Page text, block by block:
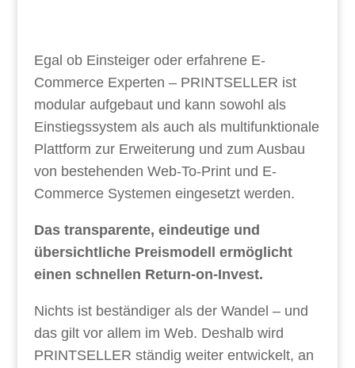
Egal ob Einsteiger oder erfahrene E-
Commerce Experten – PRINTSELLER ist
modular aufgebaut und kann sowohl als
Einstiegssystem als auch als multifunktionale
Plattform zur Erweiterung und zum Ausbau
von bestehenden Web-To-Print und E-
Commerce Systemen eingesetzt werden.
Das transparente, eindeutige und
übersichtliche Preismodell ermöglicht
einen schnellen Return-on-Invest.
Nichts ist beständiger als der Wandel – und
das gilt vor allem im Web. Deshalb wird
PRINTSELLER ständig weiter entwickelt, an